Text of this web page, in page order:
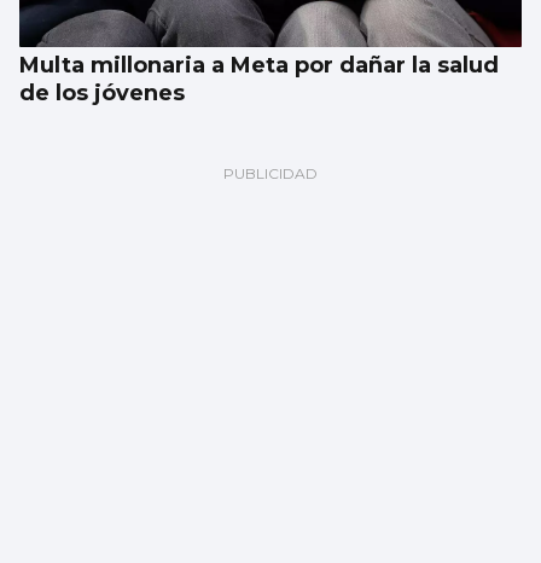
Multa millonaria a Meta por dañar la salud
de los jóvenes